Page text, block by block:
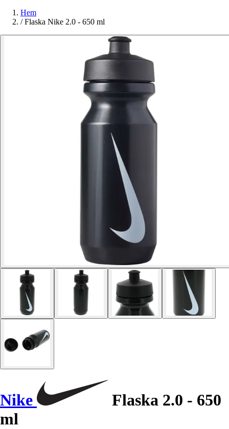
Hem
/ Flaska Nike 2.0 - 650 ml
Nike
Flaska 2.0 - 650
ml